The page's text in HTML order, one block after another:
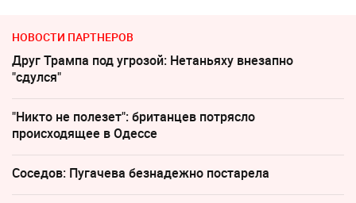
НОВОСТИ ПАРТНЕРОВ
Друг Трампа под угрозой: Нетаньяху внезапно
"сдулся"
"Никто не полезет": британцев потрясло
происходящее в Одессе
Соседов: Пугачева безнадежно постарела